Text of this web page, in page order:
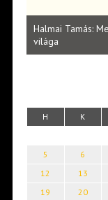
Halmai Tamás:
világa
H K
5
6
12
13
19
20